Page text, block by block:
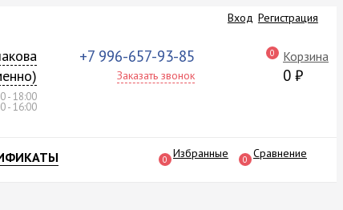
Вход Регистрация
- 18:00
- 16:00
+7 996-657-93-85
Заказать звонок
0 Корзина
0 ₽
0 Избранные 0 Сравнение